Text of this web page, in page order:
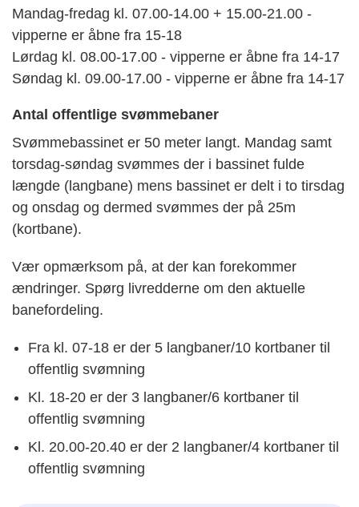
Mandag-fredag kl. 07.00-14.00 + 15.00-21.00 -
vipperne er åbne fra 15-18
Lørdag kl. 08.00-17.00 - vipperne er åbne fra 14-17
Søndag kl. 09.00-17.00 - vipperne er åbne fra 14-17
Antal offentlige svømmebaner
Svømmebassinet er 50 meter langt. Mandag samt
torsdag-søndag svømmes der i bassinet fulde
længde (langbane) mens bassinet er delt i to tirsdag
og onsdag og dermed svømmes der på 25m
(kortbane).
Vær opmærksom på, at der kan forekommer
ændringer. Spørg livredderne om den aktuelle
banefordeling.
Fra kl. 07-18 er der 5 langbaner/10 kortbaner til
offentlig svømning
Kl. 18-20 er der 3 langbaner/6 kortbaner til
offentlig svømning
Kl. 20.00-20.40 er der 2 langbaner/4 kortbaner til
offentlig svømning